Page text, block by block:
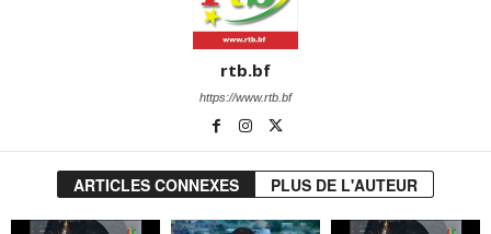
rtb.bf
https://www.rtb.bf
ARTICLES CONNEXES PLUS DE L'AUTEUR